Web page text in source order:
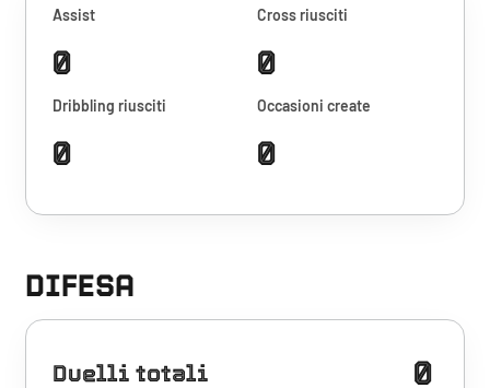
Assist
0
Cross riusciti
0
Dribbling riusciti
0
Occasioni create
0
DIFESA
Duelli totali 0